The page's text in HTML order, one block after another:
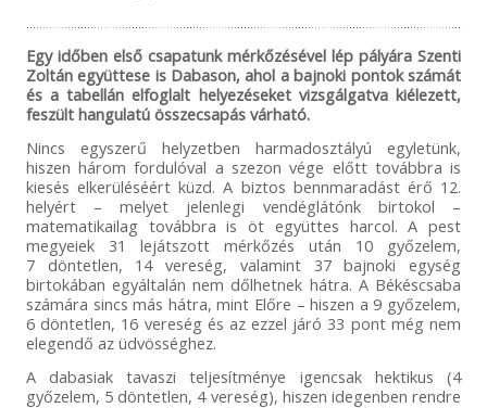
Egy időben első csapatunk mérkőzésével lép pályára Szenti
Zoltán együttese is Dabason, ahol a bajnoki pontok számát
és a tabellán elfoglalt helyezéseket vizsgálgatva kiélezett,
feszült hangulatú összecsapás várható.
Nincs egyszerű helyzetben harmadosztályú egyletünk,
hiszen három fordulóval a szezon vége előtt továbbra is
kiesés elkerüléséért küzd. A biztos bennmaradást érő 12.
helyért – melyet jelenlegi vendéglátónk birtokol –
matematikailag továbbra is öt együttes harcol. A pest
megyeiek 31 lejátszott mérkőzés után 10 győzelem,
7 döntetlen, 14 vereség, valamint 37 bajnoki egység
birtokában egyáltalán nem dőlhetnek hátra. A Békéscsaba
számára sincs más hátra, mint Előre – hiszen a 9 győzelem,
6 döntetlen, 16 vereség és az ezzel járó 33 pont még nem
elegendő az üdvösséghez.
A dabasiak tavaszi teljesítménye igencsak hektikus (4
győzelem, 5 döntetlen, 4 vereség), hiszen idegenben rendre